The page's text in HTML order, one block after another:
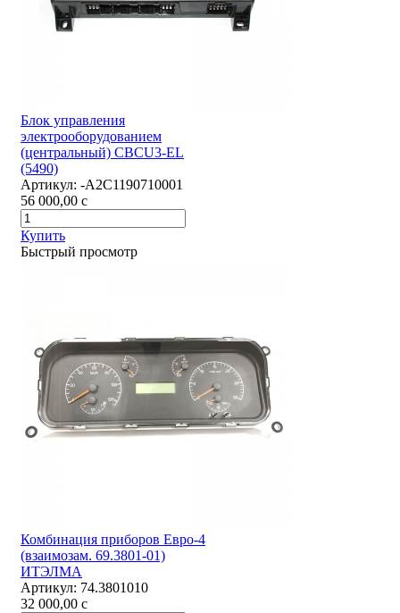
Блок управления
электрооборудованием
(центральный) CBCU3-EL
(5490)
Артикул: -А2С1190710001
56 000,00 c
Купить
Быстрый просмотр
Комбинация приборов Евро-4
(взаимозам. 69.3801-01)
ИТЭЛМА
Артикул: 74.3801010
32 000,00 c